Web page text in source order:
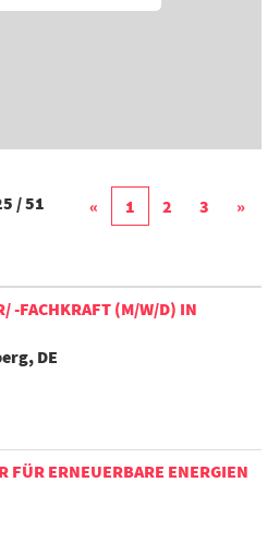
/51 « 1 2 3 »
-FACHKRAFT (M/W/D) IN
DE
FÜR ERNEUERBARE ENERGIEN